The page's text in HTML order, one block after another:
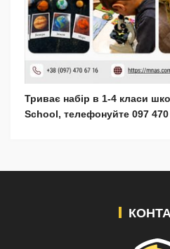
Триває набір в 1-4 класи
School, телефонуйте 097 470